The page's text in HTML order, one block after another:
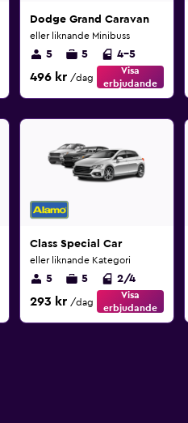
Dodge Grand Caravan
eller liknande Minibuss
5 5 4-5
496 kr /dag
Visa
erbjudande
Class Special Car
eller liknande Kategori
5 5 2/4
293 kr /dag
Visa
erbjudande